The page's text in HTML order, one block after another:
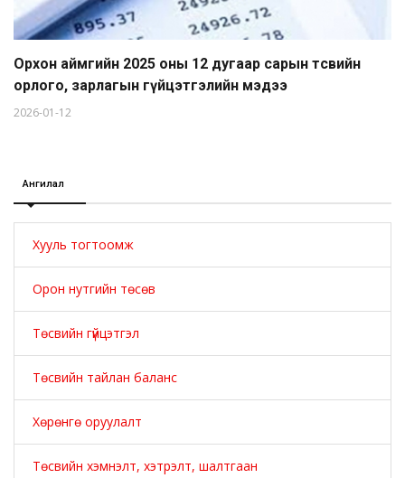
Орхон аймгийн 2025 оны 12 дугаар сарын төсвийн
орлого, зарлагын гүйцэтгэлийн мэдээ
2026-01-12
Ангилал
Хууль тогтоомж
Орон нутгийн төсөв
Төсвийн гүйцэтгэл
Төсвийн тайлан баланс
Хөрөнгө оруулалт
Төсвийн хэмнэлт, хэтрэлт, шалтгаан